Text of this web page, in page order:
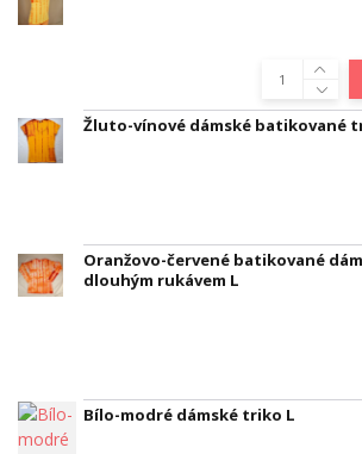
Žluto-vínové dámské batikované
Oranžovo-červené batikované
dlouhým rukávem L
Bílo-modré dámské triko L